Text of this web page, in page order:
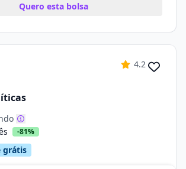
Quero esta bolsa
4.2
-81%
grátis